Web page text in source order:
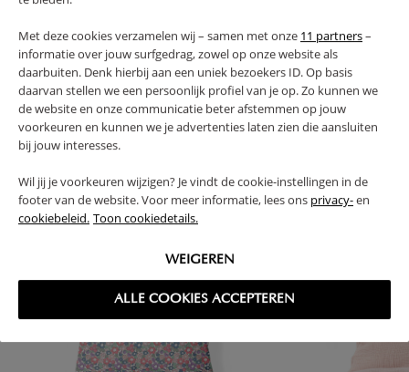
Met deze cookies verzamelen wij – samen met onze 11 partners–
informatie over jouw surfgedrag, zowel op onze website als
daarbuiten. Denk hierbij aan een uniek bezoekers ID. Op basis
daarvan stellen we een persoonlijk profiel van je op. Zo kunnen we
de website en onze communicatie beter afstemmen op jouw
voorkeuren en kunnen we je advertenties laten zien die aansluiten
bij jouw interesses.
Wil jij je voorkeuren wijzigen? Je vindt de cookie-instellingen in de
footer van de website. Voor meer informatie, lees ons privacy-en
cookiebeleid. Toon cookiedetails.
WEIGEREN
ALLE COOKIES ACCEPTEREN
RETOURS
High-contrast mode
SOUVENT ACHETÉS ENSEMBLE